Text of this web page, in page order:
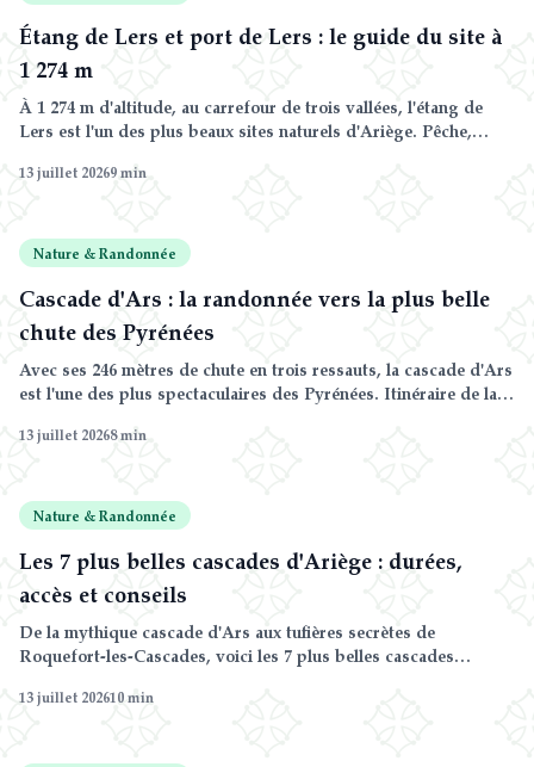
Étang de Lers et port de Lers : le guide du site à
1 274 m
À 1 274 m d'altitude, au carrefour de trois vallées, l'étang de
Lers est l'un des plus beaux sites naturels d'Ariège. Pêche,
l'hiver : le guide complet.
13 juillet 20269min
Nature & Randonnée
Cascade d'Ars : la randonnée vers la plus belle
chute des Pyrénées
Avec ses 246 mètres de chute en trois ressauts, la cascade d'Ars
est l'une des plus spectaculaires des Pyrénées. Itinéraire de la
guide complet.
13 juillet 20268min
Nature & Randonnée
Les 7 plus belles cascades d'Ariège : durées,
accès et conseils
De la mythique cascade d'Ars aux tufières secrètes de
Roquefort-les-Cascades, voici les 7 plus belles cascades
et le point de départ de la randonnée.
13 juillet 202610min